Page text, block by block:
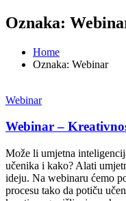
Oznaka:
Home
Oznaka: Webinar
Webinar
Webinar –
Može li umjetna
učenika i kako? Alati
ideju. Na webinaru ćemo
procesu tako da potiču